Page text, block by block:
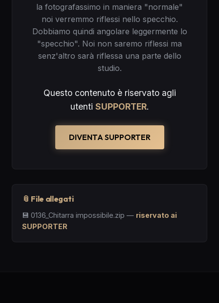
la fotografassimo in maniera "normale"
noi verremmo riflessi nello specchio.
Dobbiamo quindi angolare leggermente lo
"specchio". Noi non saremo riflessi ma
senz'altro sarà riflessa una parte dello
studio.
Questo contenuto è riservato agli
utenti SUPPORTER.
DIVENTA SUPPORTER
📎 File allegati
💾 0136_Chitarra impossibile.zip — riservato ai
SUPPORTER